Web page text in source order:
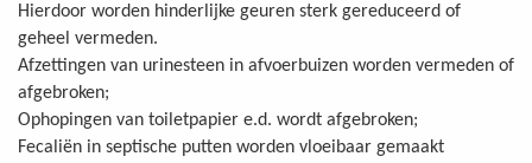
Hierdoor worden hinderlijke geuren sterk gereduceerd of
geheel vermeden.
Afzettingen van urinesteen in afvoerbuizen worden vermeden of
afgebroken;
Ophopingen van toiletpapier e.d. wordt afgebroken;
Fecaliën in septische putten worden vloeibaar gemaakt